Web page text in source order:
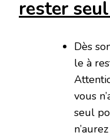
rester
Dès
le à
vous
seul